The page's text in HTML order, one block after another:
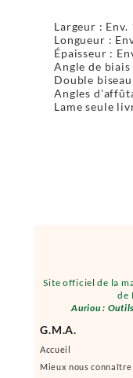
Site officiel de la
de
Auriou :
G.M.A.
Accueil
Mieux nous connaître
Largeur :
Longueur :
Épaisseur :
Angle de biais
Double biseau
Angles
Lame seule